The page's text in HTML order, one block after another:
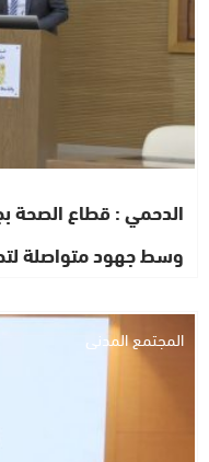
الدحمي : قطاع الصحة
وسط جهود متواصلة
المجتمع المدني